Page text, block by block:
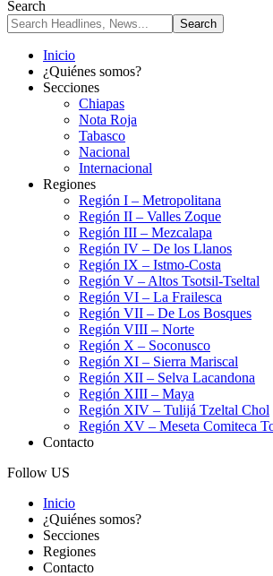
Search
Inicio
¿Quiénes somos?
Secciones
Chiapas
Nota Roja
Tabasco
Nacional
Internacional
Regiones
Región I – Metropolitana
Región II – Valles Zoque
Región III – Mezcalapa
Región IV – De los Llanos
Región IX – Istmo-Costa
Región V – Altos Tsotsil-Tseltal
Región VI – La Frailesca
Región VII – De Los Bosques
Región VIII – Norte
Región X – Soconusco
Región XI – Sierra Mariscal
Región XII – Selva Lacandona
Región XIII – Maya
Región XIV – Tulijá Tzeltal Chol
Región XV – Meseta Comiteca
Contacto
Follow US
Inicio
¿Quiénes somos?
Secciones
Regiones
Contacto